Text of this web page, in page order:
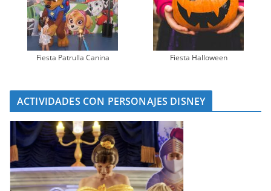
Fiesta Patrulla Canina Fiesta Halloween
ACTIVIDADES CON PERSONAJES DISNEY